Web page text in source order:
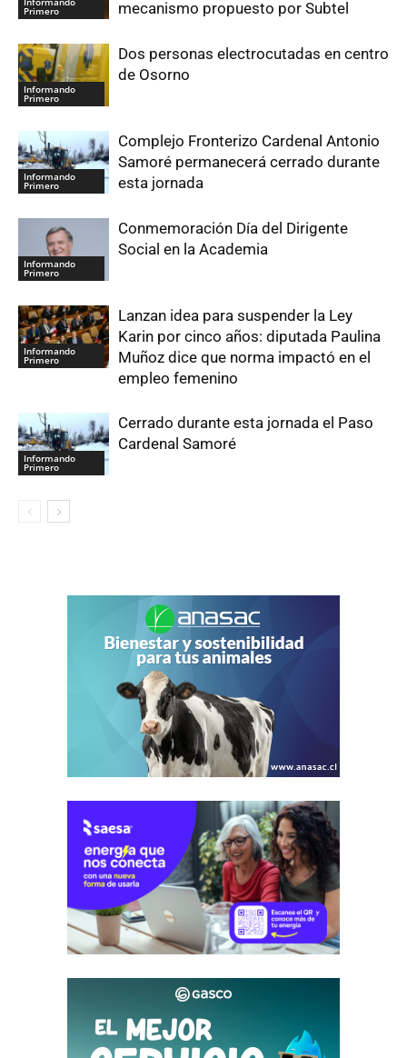
Primero mecanismo propuesto por Subtel
Informando
Primero
Dos personas electrocutadas en centro
de Osorno
Informando
Primero
Complejo Fronterizo Cardenal Antonio
Samoré permanecerá cerrado durante
esta jornada
Informando
Primero
Conmemoración Día del Dirigente
Social en la Academia
Informando
Primero
Lanzan idea para suspender la Ley
Karin por cinco años: diputada Paulina
Muñoz dice que norma impactó en el
empleo femenino
Informando
Primero
Cerrado durante esta jornada el Paso
Cardenal Samoré